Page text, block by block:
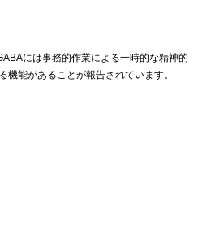
には事務的作業による一時的な精神的
機能があることが報告されています。